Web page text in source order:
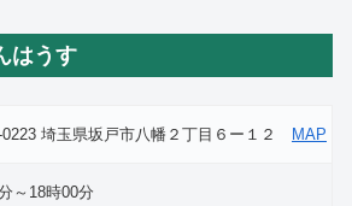
はうす
0223 埼玉県坂戸市八幡２丁目６ー１２ MAP
～18時00分